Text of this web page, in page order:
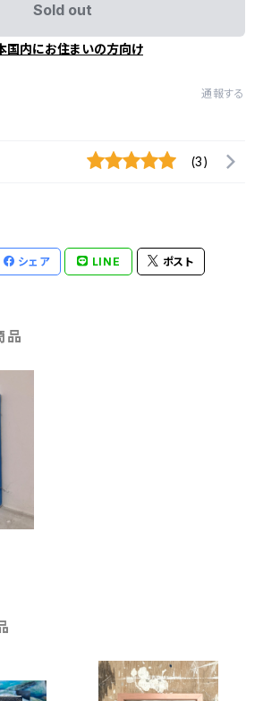
Sold out
国内にお住まいの方向け
通報する
(3)
シェア LINE ポスト
品